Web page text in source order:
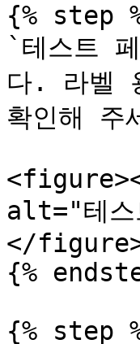
{% step
`테스트
다. 라벨
확인해 주
alt="테
</
{%
{% step